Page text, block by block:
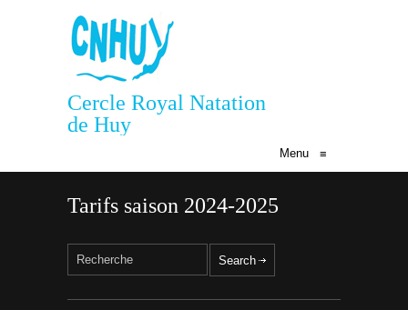
Cercle Royal Natation
de Huy
Menu ≡
Tarifs saison 2024-2025